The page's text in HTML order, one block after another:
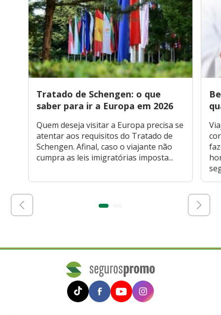
Tratado de Schengen: o que
saber para ir a Europa em 2026
Quem deseja visitar a Europa precisa se
atentar aos requisitos do Tratado de
Schengen. Afinal, caso o viajante não
cumpra as leis imigratórias imposta...